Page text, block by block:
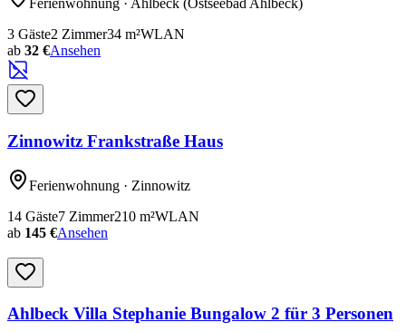
Ferienwohnung · Ahlbeck (Ostseebad Ahlbeck)
3 Gäste2 Zimmer34 m²WLAN
ab 32 €Ansehen
Zinnowitz Frankstraße Haus
Ferienwohnung · Zinnowitz
14 Gäste7 Zimmer210 m²WLAN
ab 145 €Ansehen
Ahlbeck Villa Stephanie Bungalow 2 für 3 Personen